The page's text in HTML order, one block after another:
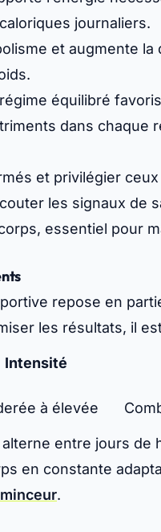
journaliers.
et augmente
équilibré
dans chaque
et privilégier
les signaux de
essentiel pour
repose en
les résultats, il
Intensité
à élevée
entre jours
en constante
.